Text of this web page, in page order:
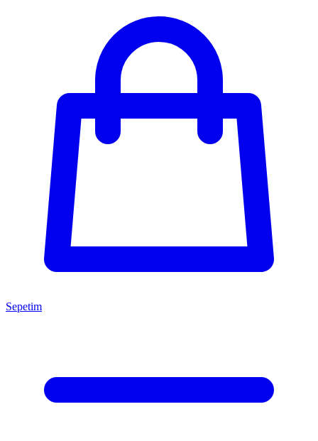
Sepetim